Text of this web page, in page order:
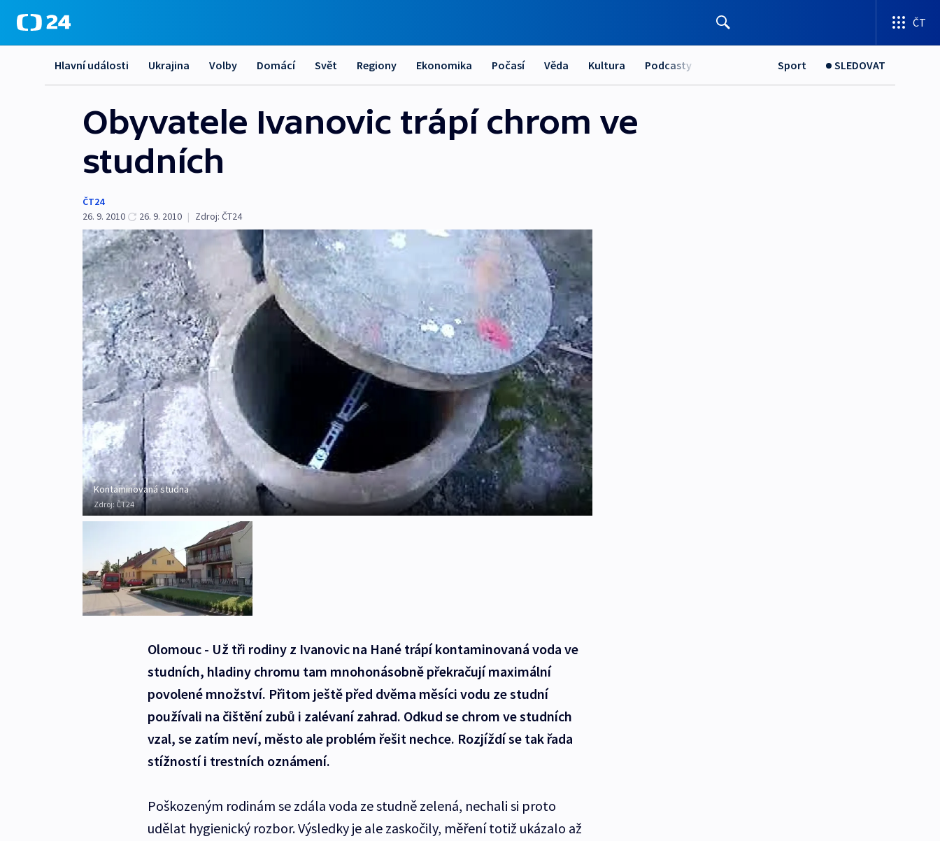
ČT
Hlavní události Ukrajina Volby Domácí Svět Regiony Ekonomika Počasí Věda Kultura Podcasty Sport SLEDOVAT
Obyvatele Ivanovic trápí chrom ve
studních
ČT24
26. 9. 2010
26. 9. 2010 | Zdroj: ČT24
Kontaminovaná studna
Zdroj:ČT24
Olomouc - Už tři rodiny z Ivanovic na Hané trápí kontaminovaná voda ve
studních, hladiny chromu tam mnohonásobně překračují maximální
povolené množství. Přitom ještě před dvěma měsíci vodu ze studní
používali na čištění zubů i zalévaní zahrad. Odkud se chrom ve studních
vzal, se zatím neví, město ale problém řešit nechce. Rozjíždí se tak řada
stížností i trestních oznámení.
Poškozeným rodinám se zdála voda ze studně zelená, nechali si proto
udělat hygienický rozbor. Výsledky je ale zaskočily, měření totiž ukázalo až